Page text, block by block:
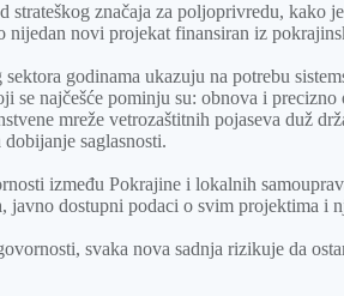
strateškog značaja za poljoprivredu, kako
nijedan novi projekat finansiran iz
godinama ukazuju na potrebu
se najčešće pominju su: obnova i precizno
mreže vetrozaštitnih pojaseva duž
saglasnosti.
između Pokrajine i lokalnih
javno dostupni podaci o svim projektima i
svaka nova sadnja rizikuje da